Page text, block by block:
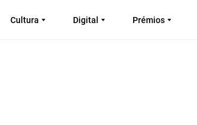
Cultura Digital Prémios